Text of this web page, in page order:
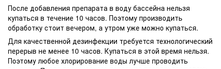
После добавления препарата в воду бассейна нельзя
купаться в течение 10 часов. Поэтому производить
обработку стоит вечером, а утром уже можно купаться.
Для качественной дезинфекции требуется технологический
перерыв не менее 10 часов. Купаться в этой время нельзя.
Поэтому любое хлорирование воды лучше проводить